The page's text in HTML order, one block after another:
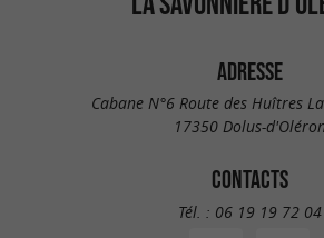
ADRESSE
Cabane N°6 Route des Huîtres
17350 Dolus-d'Oléron
CONTACTS
Tél. : 06 19 19 72 04